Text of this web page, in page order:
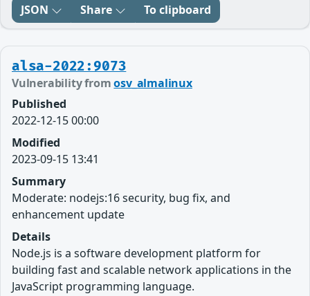
JSON Share To clipboard
alsa-2022:9073
Vulnerability fromosv_almalinux
Published
2022-12-15 00:00
Modified
2023-09-15 13:41
Summary
Moderate: nodejs:16 security, bug fix, and
enhancement update
Details
Node.js is a software development platform for
building fast and scalable network applications in the
JavaScript programming language.